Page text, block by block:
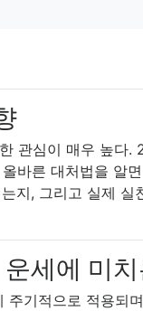
관심이 매우 높다.
바른 대처법을 알
지, 그리고 실제 실
세에 미
기적으로 적용되